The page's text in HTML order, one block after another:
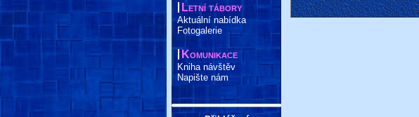
Letní tábory
Aktuální nabídka
Fotogalerie
Komunikace
Kniha návštěv
Napište nám